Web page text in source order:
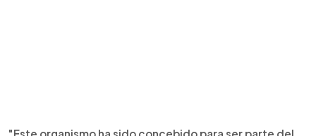
"Este organismo ha sido concebido para ser parte del